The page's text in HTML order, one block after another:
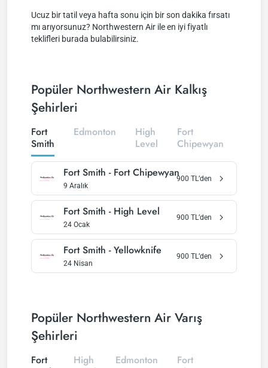
Ucuz bir tatil veya hafta sonu için bir son dakika fırsatı
mı arıyorsunuz? Northwestern Air ile en iyi fiyatlı
teklifleri burada bulabilirsiniz.
Popüler Northwestern Air Kalkış
Şehirleri
Fort
Smith
Edmonton
High
Level
Fort
Chipewyan
Fort Smith - Fort Chipewyan
9 Aralık
900 TL’den
Fort Smith - High Level
24 Ocak
900 TL’den
Fort Smith -Yellowknife
24 Nisan
900 TL’den
Popüler Northwestern Air Varış
Şehirleri
Fort
High
Edmonton
Fort